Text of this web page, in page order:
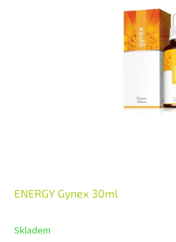
ENERGY Gynex 30ml
Skladem